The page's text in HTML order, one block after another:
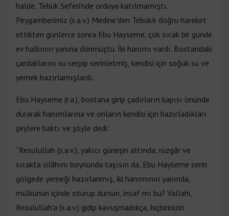
halde, Tebük Seferi'nde orduya katılmamıştı.
Peygamberimiz (s.a.v.) Medine'den Tebük'e doğru hareket
ettikten günlerce sonra Ebu Hayseme, çok sıcak bir günde
ev halkının yanına dönmüştü. İki hanımı vardı. Bostandaki
çardaklarını su serpip serinletmiş, kendisi için soğuk su ve
yemek hazırlamışlardı.
Ebu Hayseme (r.a.), bostana girip çadırların kapısı önünde
durarak hanımlarına ve onların kendisi için hazırladıkları
şeylere baktı ve şöyle dedi:
“Resulullah (s.a.v.), yakıcı güneşin altında, rüzgâr ve
sıcakta silâhını boynunda taşısın da, Ebu Hayseme serin
gölgede yemeği hazırlanmış, iki hanımının yanında,
mülkünün içinde oturup dursun, insaf mı bu? Vallahi,
Resulullah'a (s.a.v.) gidip kavuşmadıkça, hiçbirinizin